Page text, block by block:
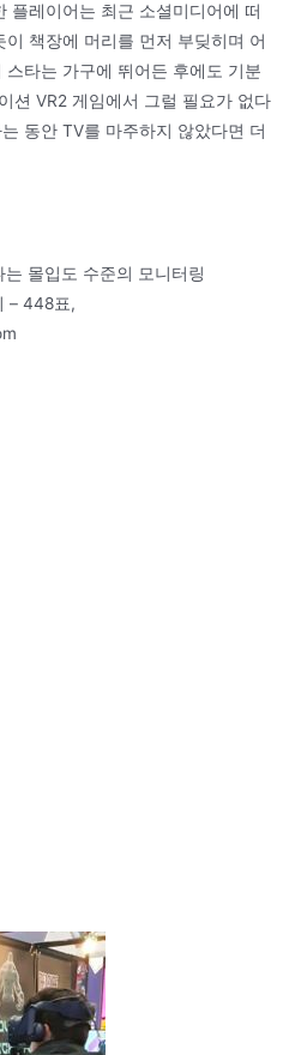
플레이어는 최근 소셜미디어에 떠
책장에 머리를 먼저 부딪히며 어
타는 가구에 뛰어든 후에도 기분
션 VR2 게임에서 그럴 필요가 없다
동안 TV를 마주하지 않았다면 더
몰입도 수준의 모니터링
– 448표,